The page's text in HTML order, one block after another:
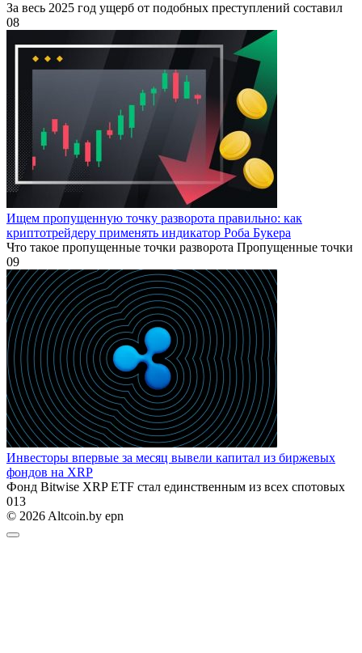
За весь 2025 год ущерб от подобных преступлений составил
08
Ищем пропущенную точку разворота правильно: как
криптотрейдеру применять индикатор Роба Букера
Что такое пропущенные точки разворота Пропущенные точки
09
Инвесторы впервые за месяц вывели капитал из биржевых
фондов на XRP
Фонд Bitwise XRP ETF стал единственным из всех спотовых
013
© 2026 Altcoin.by epn